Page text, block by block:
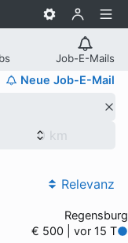
Job-E-Mails
Neue Job-E-Mail
Relevanz
Regensburg
€ 500 | vor 15 T